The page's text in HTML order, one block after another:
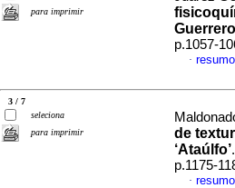
para imprimir
Guerrero
p.1057-
·
3 / 7
seleciona
para imprimir
de
‘Ataúlfo’
p.1175-
·